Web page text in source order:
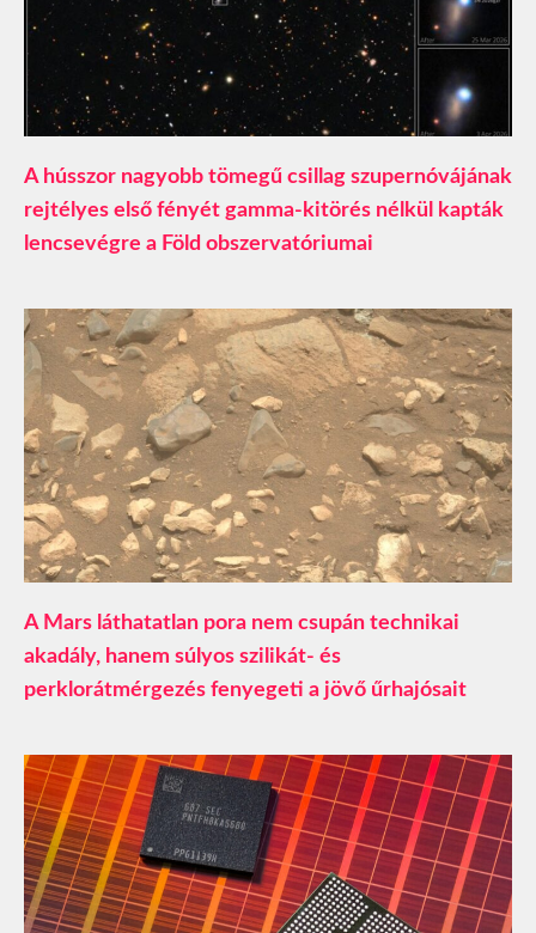
A hússzor nagyobb tömegű csillag szupernóvájának
rejtélyes első fényét gamma-kitörés nélkül kapták
lencsevégre a Föld obszervatóriumai
A Mars láthatatlan pora nem csupán technikai
akadály, hanem súlyos szilikát- és
perklorátmérgezés fenyegeti a jövő űrhajósait